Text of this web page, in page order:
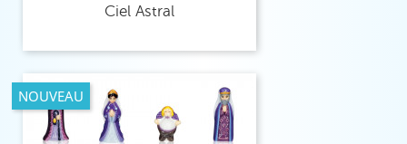
Ciel Astral
NOUVEAU